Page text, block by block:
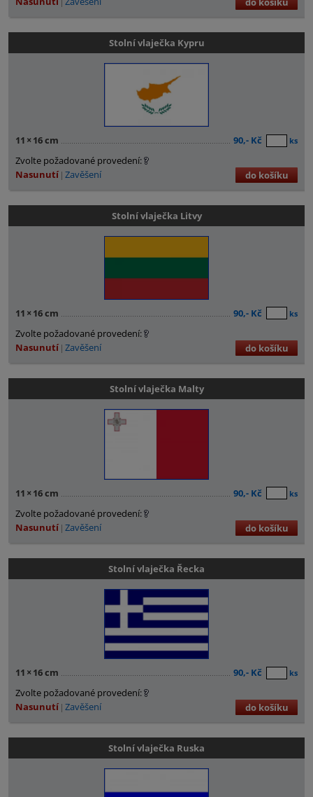
Stolní vlaječka Kypru
11 × 16 cm 90,- Kč ks
Zvolte požadované provedení:
Nasunutí Zavěšení do košíku
Stolní vlaječka Litvy
11 × 16 cm 90,- Kč ks
Zvolte požadované provedení:
Nasunutí Zavěšení do košíku
Stolní vlaječka Malty
11 × 16 cm 90,- Kč ks
Zvolte požadované provedení:
Nasunutí Zavěšení do košíku
Stolní vlaječka Řecka
11 × 16 cm 90,- Kč ks
Zvolte požadované provedení:
Nasunutí Zavěšení do košíku
Stolní vlaječka Ruska